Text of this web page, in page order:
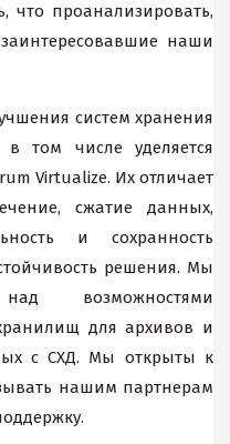
что проанализировать,
наши
систем хранения
том числе уделяется
Virtualize. Их отличает
сжатие данных,
и сохранность
решения. Мы
возможностями
для архивов и
с СХД. Мы открыты к
нашим партнерам